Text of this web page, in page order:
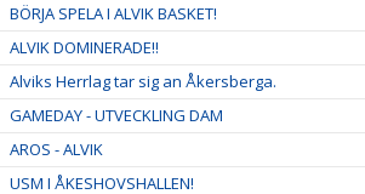
BÖRJA SPELA I ALVIK BASKET!
ALVIK DOMINERADE!!
Alviks Herrlag tar sig an Åkersberga.
GAMEDAY - UTVECKLING DAM
AROS - ALVIK
USM I ÅKESHOVSHALLEN!